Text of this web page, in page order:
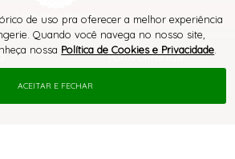
PLATAFORMA B2B
® TODOS DIREITOS RESERVADOS
de uso pra oferecer a melhor experiência
Quando você navega no nosso site,
nossa Política de Cookies e Privacidade
ACEITAR E FECHAR